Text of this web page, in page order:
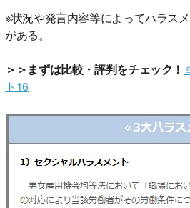
※状況や発言内容等によってハラス
がある。
＞＞まずは比較・評判をチェック！
ト16